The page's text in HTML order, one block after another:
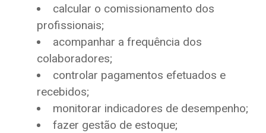
calcular o comissionamento dos
profissionais;
acompanhar a frequência dos
colaboradores;
controlar pagamentos efetuados e
recebidos;
monitorar indicadores de desempenho;
fazer gestão de estoque;